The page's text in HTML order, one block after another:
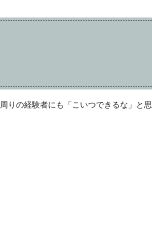
りの経験者にも「こいつできるな」と思